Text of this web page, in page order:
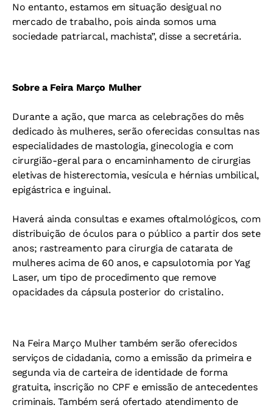
No entanto, estamos em situação desigual no
mercado de trabalho, pois ainda somos uma
sociedade patriarcal, machista”, disse a secretária.
Sobre a Feira Março Mulher
Durante a ação, que marca as celebrações do mês
dedicado às mulheres, serão oferecidas consultas nas
especialidades de mastologia, ginecologia e com
cirurgião-geral para o encaminhamento de cirurgias
eletivas de histerectomia, vesícula e hérnias umbilical,
epigástrica e inguinal.
Haverá ainda consultas e exames oftalmológicos, com
distribuição de óculos para o público a partir dos sete
anos; rastreamento para cirurgia de catarata de
mulheres acima de 60 anos, e capsulotomia por Yag
Laser, um tipo de procedimento que remove
opacidades da cápsula posterior do cristalino.
Na Feira Março Mulher também serão oferecidos
serviços de cidadania, como a emissão da primeira e
segunda via de carteira de identidade de forma
gratuita, inscrição no CPF e emissão de antecedentes
criminais. Também será ofertado atendimento de